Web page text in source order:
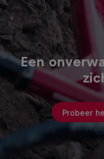
Een
Probeer